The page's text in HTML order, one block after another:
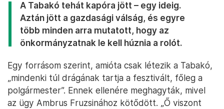
A Tabakó tehát kapóra jött – egy ideig.
Aztán jött a gazdasági válság, és egyre
több minden arra mutatott, hogy az
önkormányzatnak le kell húznia a rolót.
Egy forrásom szerint, amióta csak létezik a Tabakó,
„mindenki túl drágának tartja a fesztivált, főleg a
polgármester”. Ennek ellenére meghagyták, mivel
az ügy Ambrus Fruzsinához kötődött. „Ő viszont